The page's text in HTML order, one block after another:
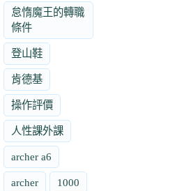
怠惰魔王的轉職
條件
登山鞋
肯德基
操作評價
人性課外課
archer a6
archer 1000